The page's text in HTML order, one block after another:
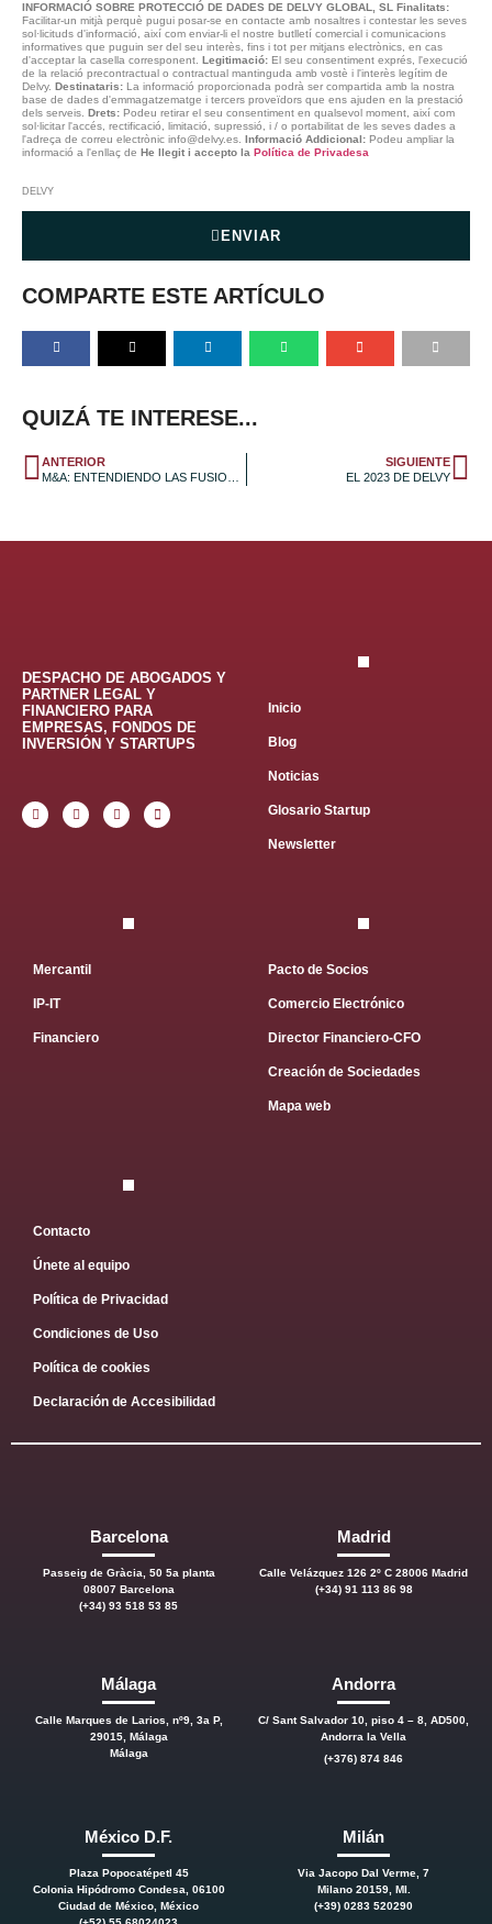
INFORMACIÓ SOBRE PROTECCIÓ DE DADES DE DELVY GLOBAL, SL Finalitats:
Facilitar-un mitjà perquè pugui posar-se en contacte amb nosaltres i contestar les seves
sol·licituds d'informació, així com enviar-li el nostre butlletí comercial i comunicacions
informatives que puguin ser del seu interès, fins i tot per mitjans electrònics, en cas
d'acceptar la casella corresponent. Legitimació: El seu consentiment exprés, l'execució
de la relació precontractual o contractual mantinguda amb vostè i l'interès legítim de
Delvy. Destinataris: La informació proporcionada podrà ser compartida amb la nostra
base de dades d'emmagatzematge i tercers proveïdors que ens ajuden en la prestació
dels serveis. Drets: Podeu retirar el seu consentiment en qualsevol moment, així com
sol·licitar l'accés, rectificació, limitació, supressió, i / o portabilitat de les seves dades a
l'adreça de correu electrònic info@delvy.es. Informació Addicional: Podeu ampliar la
informació a l'enllaç de He llegit i accepto la Política de Privadesa
DELVY
ENVIAR
COMPARTE ESTE ARTÍCULO
QUIZÁ TE INTERESE...
ANTERIOR
SIGUIENTE
EL 2023 DE DELVY
DESPACHO DE ABOGADOS Y
PARTNER LEGAL Y
FINANCIERO PARA
EMPRESAS, FONDOS DE
INVERSIÓN Y STARTUPS
Inicio
Blog
Noticias
Glosario Startup
Newsletter
Mercantil
IP-IT
Financiero
Pacto de Socios
Comercio Electrónico
Director Financiero-CFO
Creación de Sociedades
Mapa web
Contacto
Únete al equipo
Política de Privacidad
Condiciones de Uso
Política de cookies
Declaración de Accesibilidad
Barcelona
Passeig de Gràcia, 50 5a planta
08007 Barcelona
(+34) 93 518 53 85
Madrid
Calle Velázquez 126 2º C 28006 Madrid
(+34) 91 113 86 98
Málaga
Calle Marques de Larios, nº9, 3a P,
29015, Málaga
Málaga
Andorra
C/ Sant Salvador 10, piso 4 – 8, AD500,
Andorra la Vella
(+376) 874 846
México D.F.
Plaza Popocatépetl 45
Colonia Hipódromo Condesa, 06100
Ciudad de México, México
Milán
Via Jacopo Dal Verme, 7
Milano 20159, MI.
(+39) 0283 520290